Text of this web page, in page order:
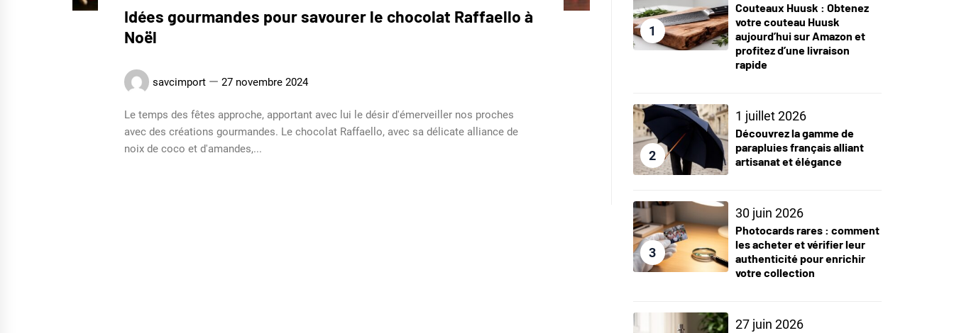
Idées gourmandes pour savourer le chocolat Raffaello à
Noël
savcimport 27 novembre 2024
Le temps des fêtes approche, apportant avec lui le désir d'émerveiller nos proches
avec des créations gourmandes. Le chocolat Raffaello, avec sa délicate alliance de
noix de coco et d'amandes,...
1
Couteaux Huusk : Obtenez
votre couteau Huusk
aujourd’hui sur Amazon et
profitez d’une livraison
rapide
2
1 juillet 2026
Découvrez la gamme de
parapluies français alliant
artisanat et élégance
3
30 juin 2026
Photocards rares : comment
les acheter et vérifier leur
authenticité pour enrichir
votre collection
27 juin 2026